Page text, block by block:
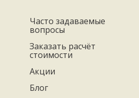
Часто задаваемые
вопросы
Заказать расчёт
стоимости
Акции
Блог